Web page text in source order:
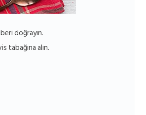
doğrayın.
tabağına alın.